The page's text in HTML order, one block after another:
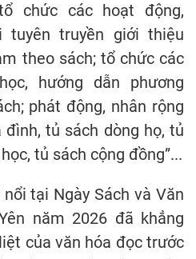
chức các hoạt động,
tuyên truyền giới thiệu
theo sách; tổ chức các
hướng dẫn phương
phát động, nhân rộng
đình, tủ sách dòng họ, tủ
tủ sách cộng đồng”...
tại Ngày Sách và Văn
năm 2026 đã khẳng
của văn hóa đọc trước